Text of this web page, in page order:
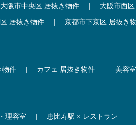
大阪市中央区 居抜き物件 大阪市西
居抜き物件 京都市下京区 居抜き
物件 カフェ 居抜き物件 美容
理容室 恵比寿駅 × レストラン